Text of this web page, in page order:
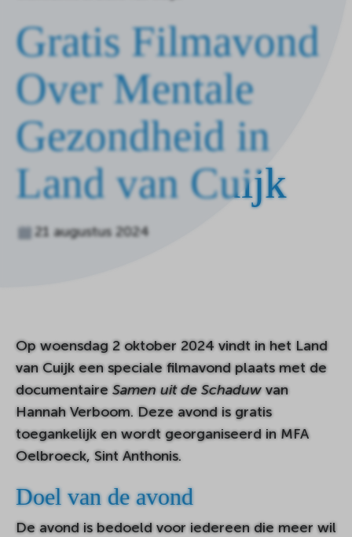
homepagina
Gratis Filmavond
Over Mentale
Gezondheid in
Land van Cuijk
21 augustus 2024
Op woensdag 2 oktober 2024 vindt in het Land
van Cuijk een speciale filmavond plaats met de
documentaire Samen uit de Schaduwvan
Hannah Verboom. Deze avond is gratis
toegankelijk en wordt georganiseerd in MFA
Oelbroeck, Sint Anthonis.
Doel van de avond
De avond is bedoeld voor iedereen die meer wil